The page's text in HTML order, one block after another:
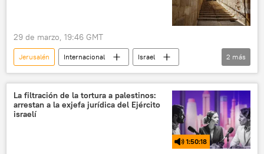
29 de marzo, 19:46 GMT
Jerusalén Internacional
Israel
religión
sociedad
2 más
La filtración de la tortura a palestinos:
arrestan a la exjefa jurídica del Ejército
israelí
1:50:18